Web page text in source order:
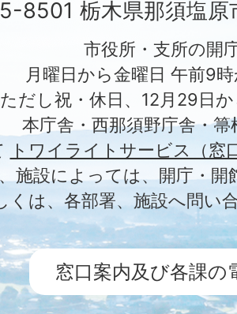
8501 栃木県那須塩原
市役所・支所の開
月曜日から金曜日 午前9
ただし祝・休日、12月29日
本庁舎・西那須野庁舎・
トワイライトサービス（窓
施設によっては、開庁・
くは、各部署、施設へ問い
窓口案内及び各課の